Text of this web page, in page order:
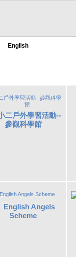
English
二戶外學習活動--
參觀科學館
English Angels
Scheme